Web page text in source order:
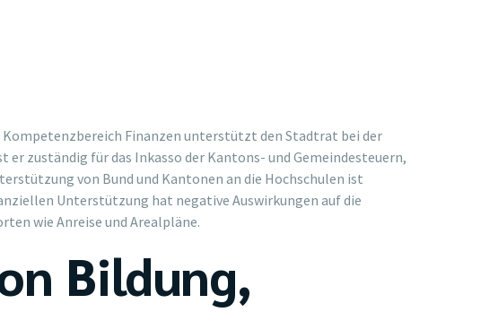
Finanzen unterstützt den Stadtrat bei der
zuständig für das Inkasso der Kantons- und Gemeindesteuern,
von Bund und Kantonen an die Hochschulen ist
Unterstützung hat negative Auswirkungen auf die
wie Anreise und Arealpläne.
Bildung,